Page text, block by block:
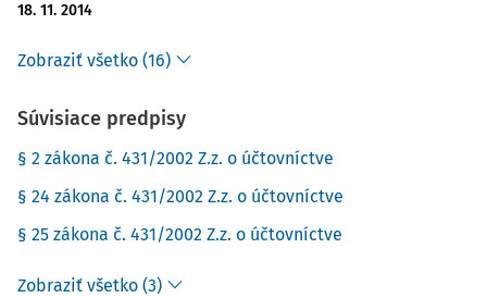
18. 11. 2014
Zobraziť všetko (16)
Súvisiace predpisy
§ 2 zákona č. 431/2002 Z.z. o účtovníctve
§ 24 zákona č. 431/2002 Z.z. o účtovníctve
§ 25 zákona č. 431/2002 Z.z. o účtovníctve
Zobraziť všetko (3)